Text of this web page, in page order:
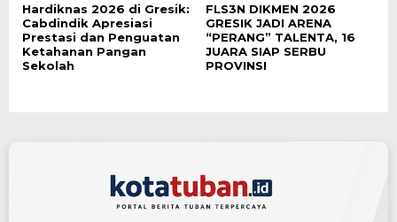
Hardiknas 2026 di Gresik:
Cabdindik Apresiasi
Prestasi dan Penguatan
Ketahanan Pangan
Sekolah
FLS3N DIKMEN 2026
GRESIK JADI ARENA
“PERANG” TALENTA, 16
JUARA SIAP SERBU
PROVINSI